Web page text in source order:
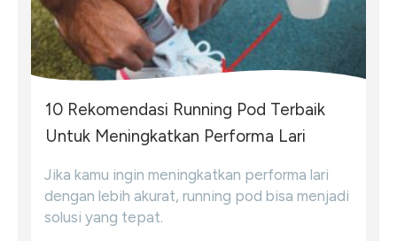
10 Rekomendasi Running Pod Terbaik
Untuk Meningkatkan Performa Lari
Jika kamu ingin meningkatkan performa lari
dengan lebih akurat, running pod bisa menjadi
solusi yang tepat.